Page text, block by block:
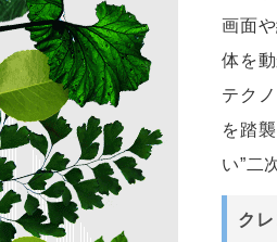
画面
体を
テク
を踏
い”二
ク